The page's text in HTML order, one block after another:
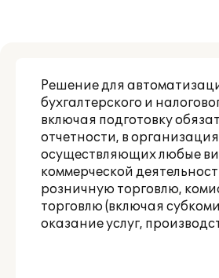
Решение для
бухгалтерского и
включая подготовку
отчетности, в
осуществляющих любые
коммерческой
розничную торговлю,
торговлю (включая
оказание услуг,